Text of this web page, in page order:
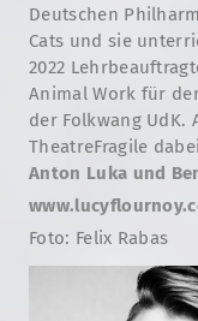
Deutschen
Cats und sie
2022
Animal Work für
der Folkwang UdK.
TheatreFragile
Anton Luka und
Foto: Felix Rabas